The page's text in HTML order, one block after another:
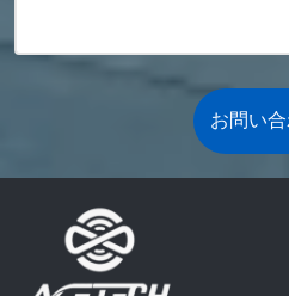
お問い